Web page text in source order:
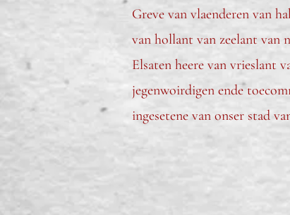
Greve van vlaenderen van
van hollant van zeelant van
Elsaten heere van vrieslant
jegenwoirdigen ende
ingesetene van onser stad